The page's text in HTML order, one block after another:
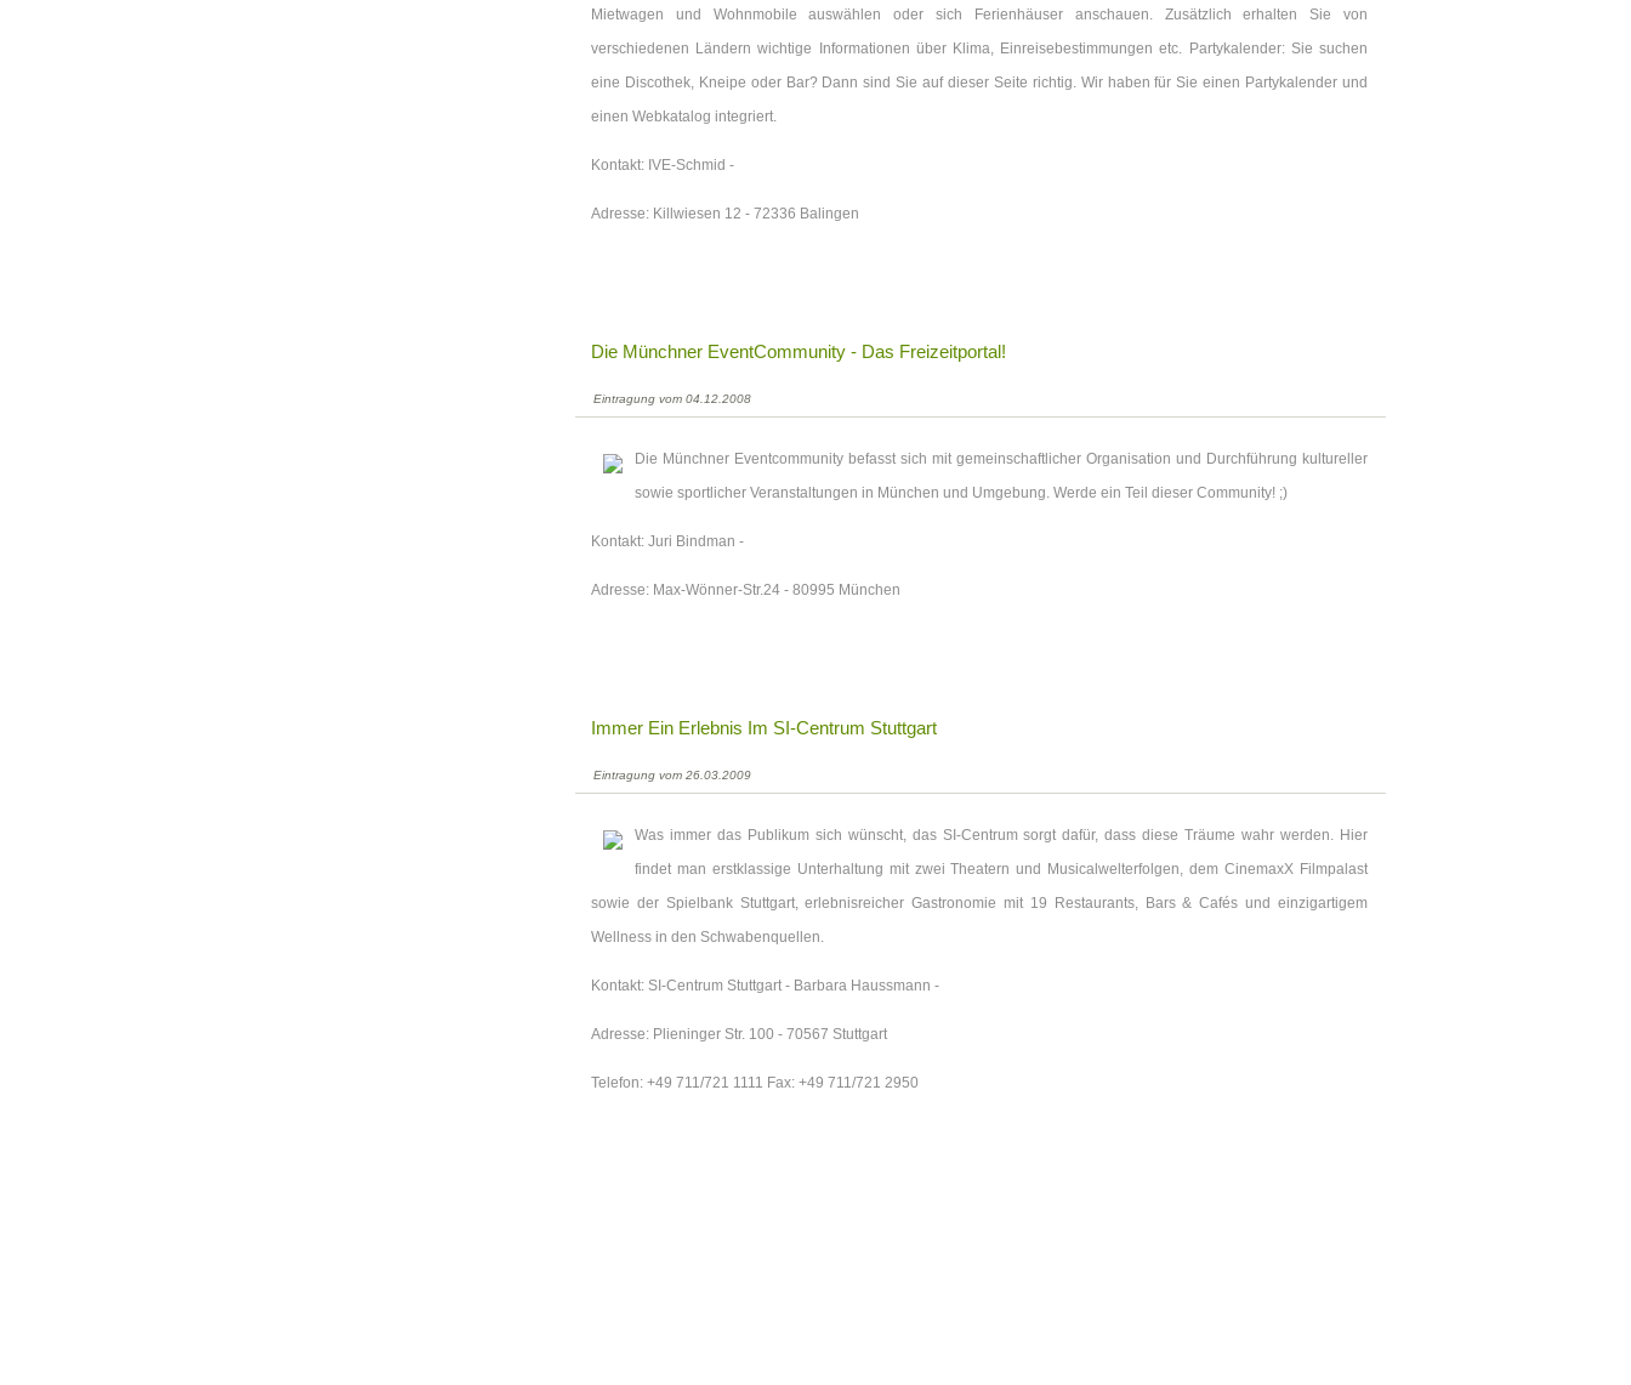
Mietwagen und Wohnmobile auswählen oder sich Ferienhäuser anschauen. Zusätzlich erhalten Sie von
verschiedenen Ländern wichtige Informationen über Klima, Einreisebestimmungen etc. Partykalender: Sie suchen
eine Discothek, Kneipe oder Bar? Dann sind Sie auf dieser Seite richtig. Wir haben für Sie einen Partykalender und
einen Webkatalog integriert.
Kontakt: IVE-Schmid -
Adresse: Killwiesen 12 - 72336 Balingen
Die Münchner EventCommunity - Das Freizeitportal!
Eintragung vom 04.12.2008
Die Münchner Eventcommunity befasst sich mit gemeinschaftlicher Organisation und Durchführung kultureller
sowie sportlicher Veranstaltungen in München und Umgebung. Werde ein Teil dieser Community! ;)
Kontakt: Juri Bindman -
Adresse: Max-Wönner-Str.24 - 80995 München
Immer Ein Erlebnis Im SI-Centrum Stuttgart
Eintragung vom 26.03.2009
Was immer das Publikum sich wünscht, das SI-Centrum sorgt dafür, dass diese Träume wahr werden. Hier
findet man erstklassige Unterhaltung mit zwei Theatern und Musicalwelterfolgen, dem CinemaxX Filmpalast
sowie der Spielbank Stuttgart, erlebnisreicher Gastronomie mit 19 Restaurants, Bars & Cafés und einzigartigem
Wellness in den Schwabenquellen.
Kontakt: SI-Centrum Stuttgart - Barbara Haussmann -
Adresse: Plieninger Str. 100 - 70567 Stuttgart
Telefon: +49 711/721 1111 Fax: +49 711/721 2950